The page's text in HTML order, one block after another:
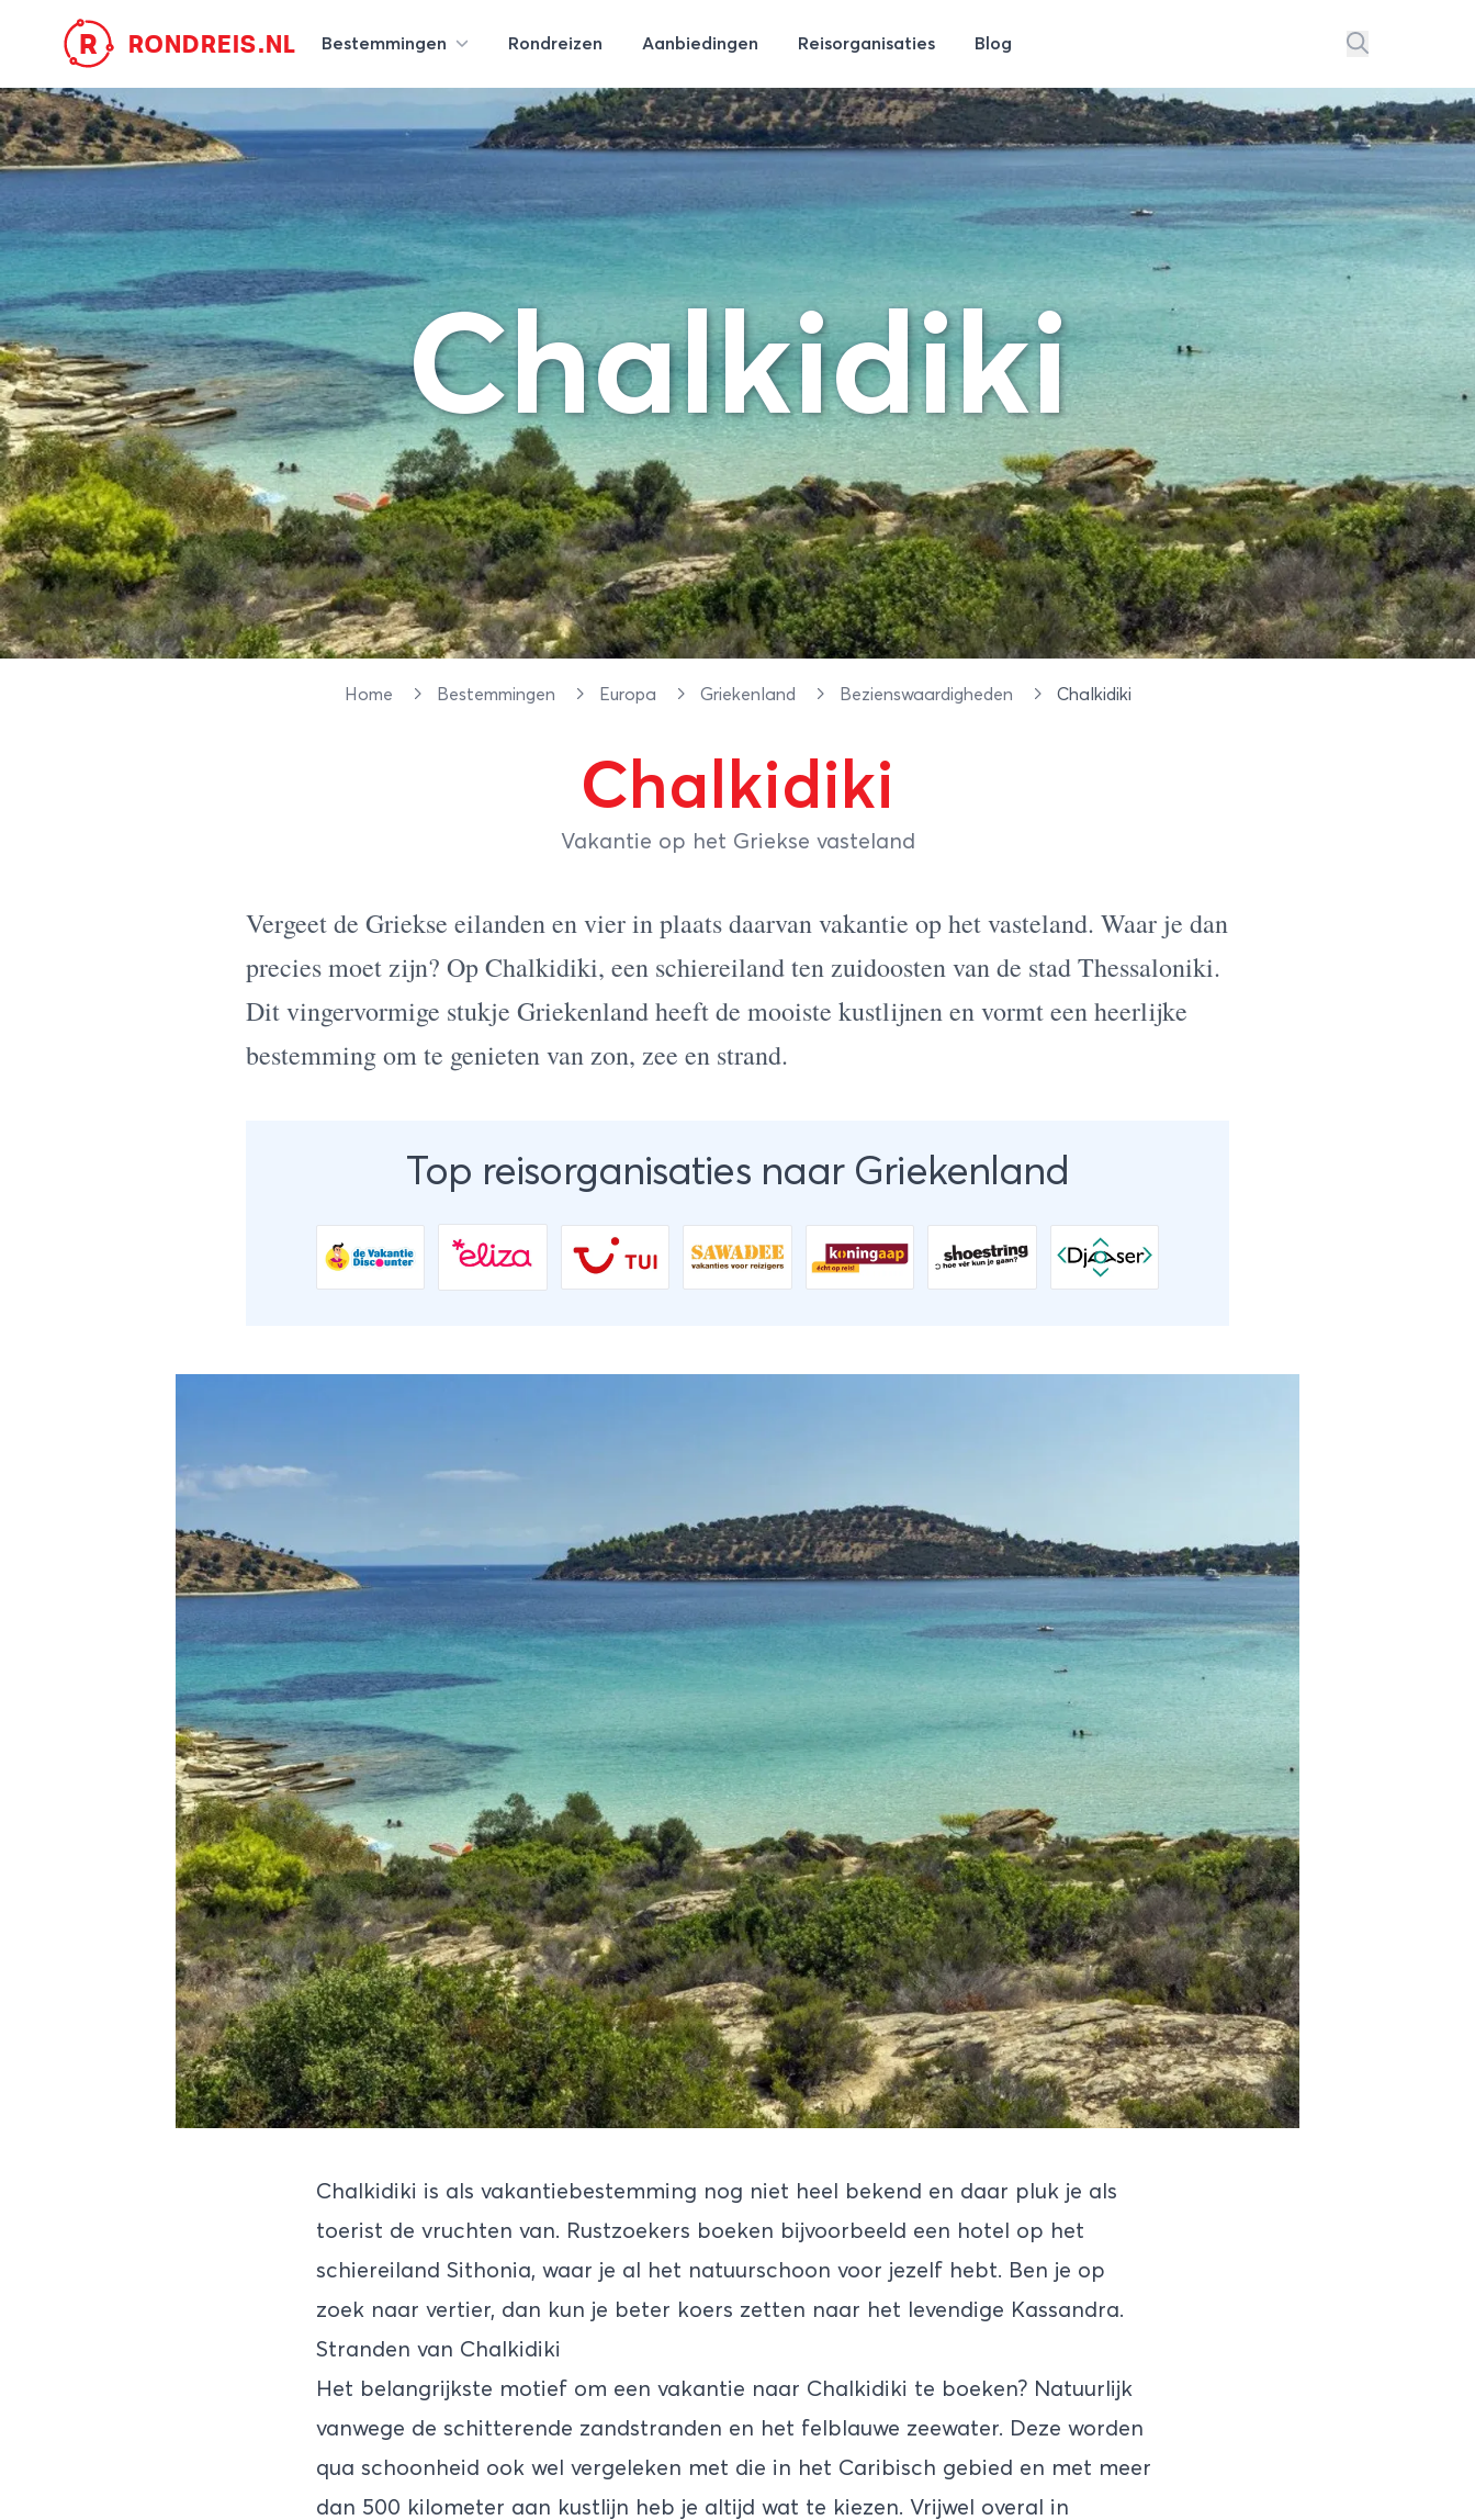
R RONDREIS.NL Bestemmingen Rondreizen Aanbiedingen Reisorganisaties Blog
Chalkidiki
Home Bestemmingen Europa Griekenland Bezienswaardigheden Chalkidiki
Chalkidiki
Vakantie op het Griekse vasteland
Vergeet de Griekse eilanden en vier in plaats daarvan vakantie op het vasteland. Waar je dan
precies moet zijn? Op Chalkidiki, een schiereiland ten zuidoosten van de stad Thessaloniki.
Dit vingervormige stukje Griekenland heeft de mooiste kustlijnen en vormt een heerlijke
bestemming om te genieten van zon, zee en strand.
Top reisorganisaties naar Griekenland
Chalkidiki is als vakantiebestemming nog niet heel bekend en daar pluk je als
toerist de vruchten van. Rustzoekers boeken bijvoorbeeld een hotel op het
schiereiland Sithonia, waar je al het natuurschoon voor jezelf hebt. Ben je op
zoek naar vertier, dan kun je beter koers zetten naar het levendige Kassandra.
Stranden van Chalkidiki
Het belangrijkste motief om een vakantie naar Chalkidiki te boeken? Natuurlijk
vanwege de schitterende zandstranden en het felblauwe zeewater. Deze worden
qua schoonheid ook wel vergeleken met die in het Caribisch gebied en met meer
dan 500 kilometer aan kustlijn heb je altijd wat te kiezen. Vrijwel overal in